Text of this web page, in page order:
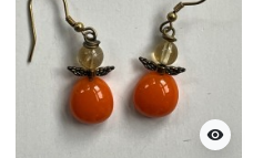
visibility